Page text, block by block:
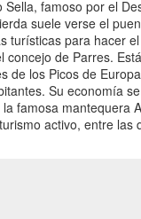
Sella, famoso por el
turísticas para hacer
de Parres.
de los Picos de
Su economía
famosa mantequera
activo, entre las